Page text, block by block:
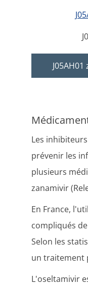
Les
prévenir les
plusieurs
zanamivir
En France,
compliqués
Selon les
un traitement
L'oseltamivir